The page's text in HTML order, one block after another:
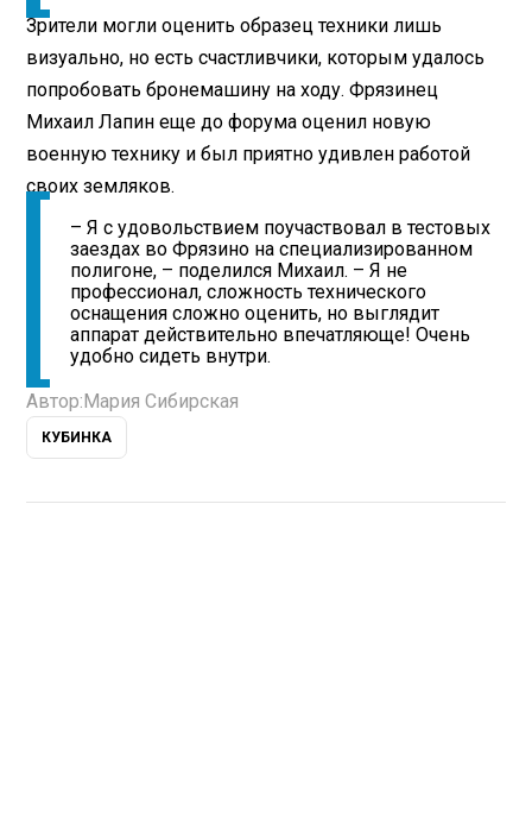
Зрители могли оценить образец техники лишь
визуально, но есть счастливчики, которым удалось
попробовать бронемашину на ходу. Фрязинец
Михаил Лапин еще до форума оценил новую
военную технику и был приятно удивлен работой
своих земляков.
– Я с удовольствием поучаствовал в тестовых
заездах во Фрязино на специализированном
полигоне, – поделился Михаил. – Я не
профессионал, сложность технического
оснащения сложно оценить, но выглядит
аппарат действительно впечатляюще! Очень
удобно сидеть внутри.
Автор: Мария Сибирская
КУБИНКА